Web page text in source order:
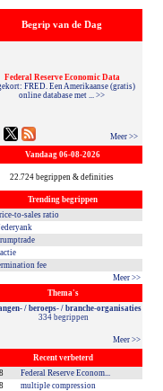
Begrip van de Dag
Meer >>
Federal Reserve Economic Data
FRED. Een Amerikaanse (gratis)
online database met ... >>
Vandaag 06-08-2026
22.724 begrippen & definities
Trending begrippen
to-sales ratio
fee
Meer >>
Thema's
/ beroeps- / branche-organisaties
334 begrippen
Meer >>
Recent verbeterd
Federal Reserve Econom...
multiple compression